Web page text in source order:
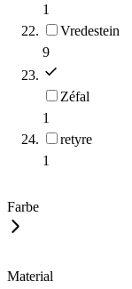
1
Vredestein
9
Zéfal
1
retyre
1
Farbe
Material